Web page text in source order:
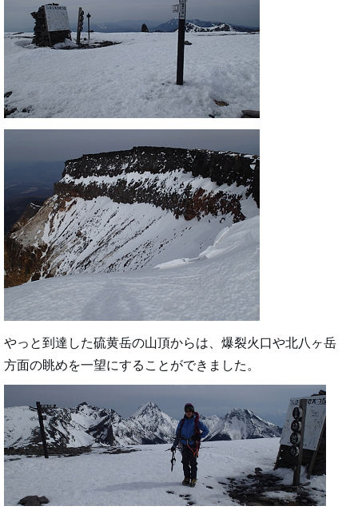
やっと到達した硫黄岳の山頂からは、爆裂火口や北八ヶ岳
方面の眺めを一望にすることができました。